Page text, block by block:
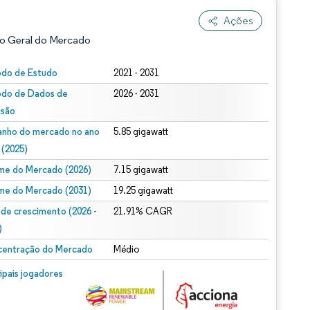
Ações
Geral do Mercado
de Estudo 2021 - 2031
de Dados de
2026 - 2031
do mercado no ano
5.85 gigawatt
do Mercado (2026) 7.15 gigawatt
do Mercado (2031) 19.25 gigawatt
de crescimento (2026 -
21.91% CAGR
do Mercado Médio
jogadores
© Mordor Intelligence. O reuso requer atribuição conforme CC BY 4.0.
conforme CC BY 4.0.